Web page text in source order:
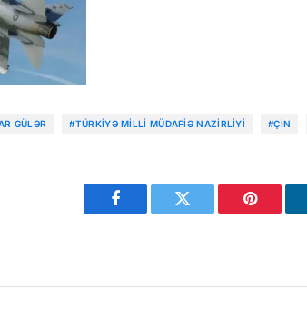
GÜLƏR #TÜRKIYƏ MILLI MÜDAFIƏ NAZIRLIYI #ÇIN
Facebook Twitter Pinterest